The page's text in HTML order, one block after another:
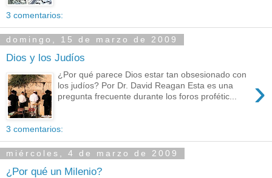
3 comentarios:
domingo, 15 de marzo de 2009
Dios y los Judíos
›
¿Por qué parece Dios estar tan obsesionado con
los judíos? Por Dr. David Reagan Esta es una
pregunta frecuente durante los foros profétic...
3 comentarios:
miércoles, 4 de marzo de 2009
¿Por qué un Milenio?